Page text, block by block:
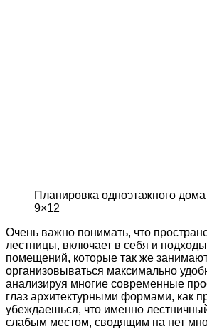
Планировка одноэтажного
9×12
Очень важно понимать, что
лестницы, включает в себя и
помещений, которые так же
организовываться максимально
анализируя многие современные
глаз архитектурными формами, как
убеждаешься, что именно
слабым местом, сводящим на нет